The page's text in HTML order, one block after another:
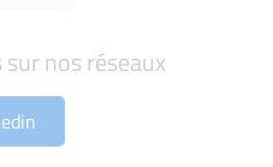
nos réseaux